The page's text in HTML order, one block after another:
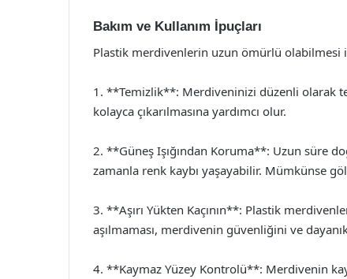
Bakım ve Kullanım İpuçları
Plastik merdivenlerin uzun ömürlü olabilmesi
1. **Temizlik**: Merdiveninizi düzenli olarak
kolayca çıkarılmasına yardımcı olur.
2. **Güneş Işığından Koruma**: Uzun süre
zamanla renk kaybı yaşayabilir. Mümkünse
3. **Aşırı Yükten Kaçının**: Plastik
aşılmaması, merdivenin güvenliğini ve
4. **Kaymaz Yüzey Kontrolü**: Merdivenin